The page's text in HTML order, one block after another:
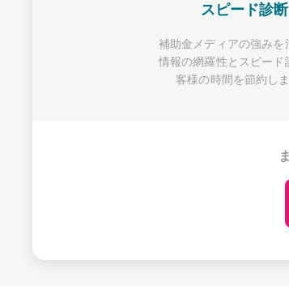
スピード診断
補助金メディアの強みを
情報の網羅性とスピード
客様の時間を節約しま